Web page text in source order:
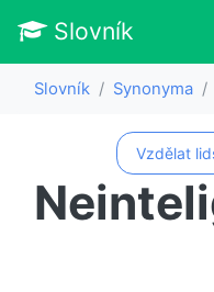
Slovník
Slovník Synonyma
Vzdělat